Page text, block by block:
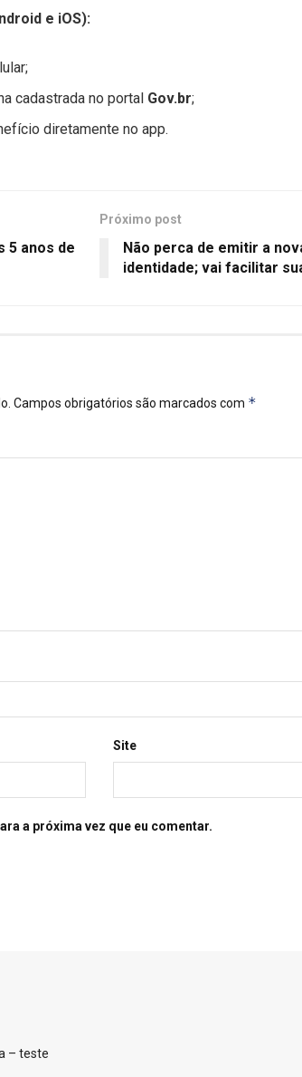
e iOS):
cadastrada no portal Gov.br;
diretamente no app.
5 anos de
Próximo post
Não perca de emitir a
identidade; vai facilitar
Campos obrigatórios são marcados com *
Site
a próxima vez que eu comentar.
– teste